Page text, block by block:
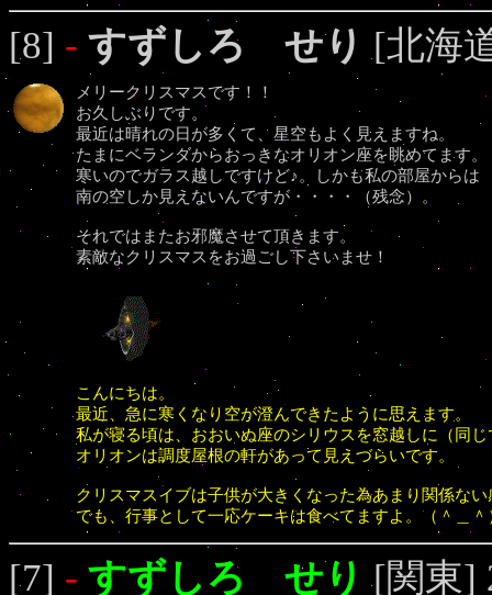
[8] - すずしろ せり [北海
メリークリスマスです！！
お久しぶりです。
最近は晴れの日が多くて、星空もよく見えますね。
たまにベランダからおっきなオリオン座を眺めてます。
寒いのでガラス越しですけど♪。しかも私の部屋からは
南の空しか見えないんですが・・・・（残念）。
それではまたお邪魔させて頂きます。
素敵なクリスマスをお過ごし下さいませ！
こんにちは。
最近、急に寒くなり空が澄んできたように思えます。
私が寝る頃は、おおいぬ座のシリウスを窓越しに（同
オリオンは調度屋根の軒があって見えづらいです。
クリスマスイブは子供が大きくなった為あまり関係な
でも、行事として一応ケーキは食べてますよ。（＾＿＾
[7] - すずしろ せり [関東]